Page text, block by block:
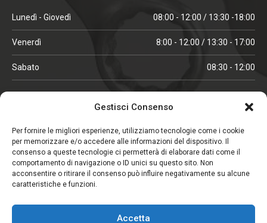
Gestisci Consenso
Per fornire le migliori esperienze, utilizziamo tecnologie come i cookie
per memorizzare e/o accedere alle informazioni del dispositivo. Il
consenso a queste tecnologie ci permetterà di elaborare dati come il
comportamento di navigazione o ID unici su questo sito. Non
acconsentire o ritirare il consenso può influire negativamente su alcune
caratteristiche e funzioni.
Accetta
Lunedì - Giovedì 08:00 - 12:00 / 13:30 -18:00
Venerdì 8:00 - 12:00 / 13:30 - 17:00
Sabato 08:30 - 12:00
ORARI IN ALTA STAGIONE
Lunedì - Venerdì 08:00 - 12:00 / 13:30 -18:00
Sabato 08:00 - 12:00
CHIUSO IL SABATO
(gennaio, febbraio, agosto, settembre)